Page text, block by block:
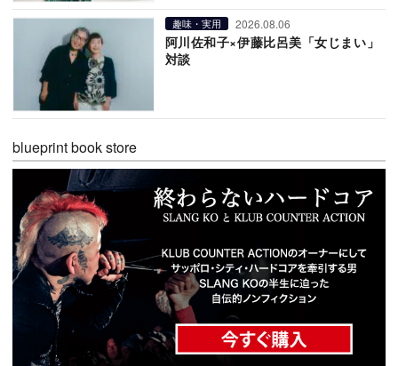
趣味・実用 2026.08.06
阿川佐和子×伊藤比呂美「女じまい」
対談
blueprint book store